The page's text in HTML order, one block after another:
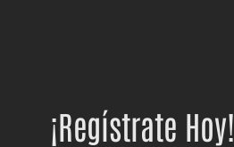
¡Regístrate Hoy!